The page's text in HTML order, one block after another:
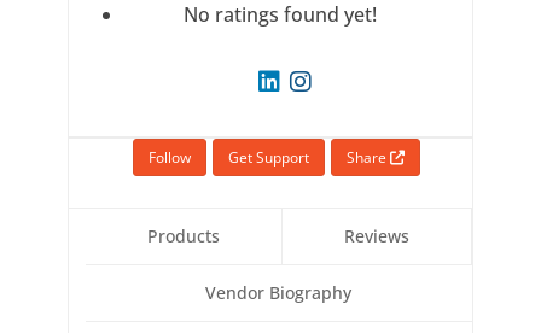
No ratings found yet!
Share
Get Support
Follow
Products Reviews
Vendor Biography